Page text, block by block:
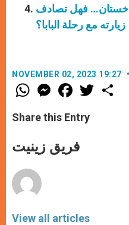
فهل تصادف
زيارته مع رحلة البابا؟
NOVEMBER 02, 2023 19:27
W
h
t
s
p
p
M
e
s
e
g
e
F
a
e
b
o
k
w
Share this Entry
فريق زينيت
View all articles